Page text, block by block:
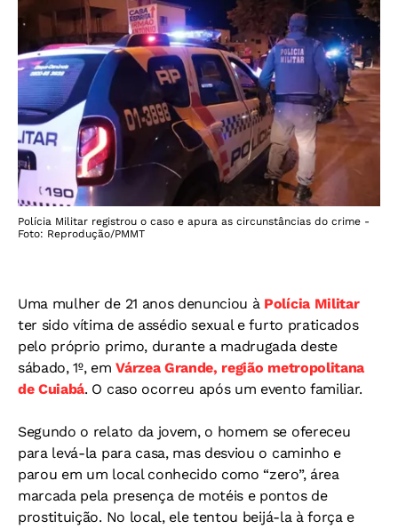
Polícia Militar registrou o caso e apura as circunstâncias do crime -
Foto: Reprodução/PMMT
Uma mulher de 21 anos denunciou à Polícia Militar
ter sido vítima de assédio sexual e furto praticados
pelo próprio primo, durante a madrugada deste
sábado, 1º, emVárzea Grande, região metropolitana
de Cuiabá. O caso ocorreu após um evento familiar.
Segundo o relato da jovem, o homem se ofereceu
para levá-la para casa, mas desviou o caminho e
parou em um local conhecido como “zero”, área
marcada pela presença de motéis e pontos de
prostituição. No local, ele tentou beijá-la à força e